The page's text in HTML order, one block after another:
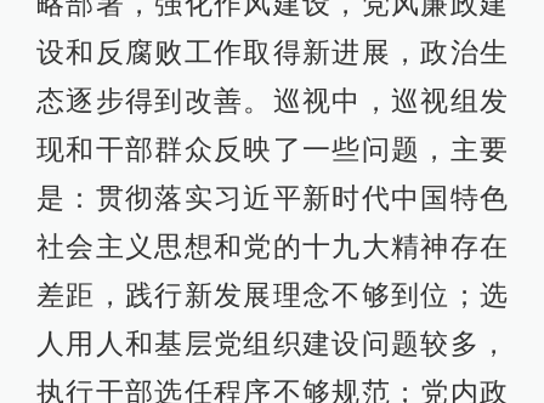
设和反腐败工作取得新进展，政治生
态逐步得到改善。巡视中，巡视组发
现和干部群众反映了一些问题，主要
是：贯彻落实习近平新时代中国特色
社会主义思想和党的十九大精神存在
差距，践行新发展理念不够到位；选
人用人和基层党组织建设问题较多，
执行干部选任程序不够规范；党内政